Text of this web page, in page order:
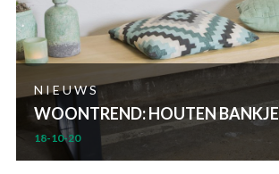
NIEUWS
WOONTREND: HOUTEN BANKJE
18-10-20